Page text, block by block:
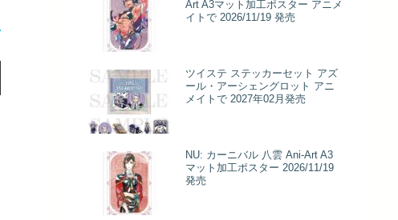
Art A3マット加工ポスター アニメ
イトで 2026/11/19 発売
ツイステ ステッカーセット アズ
ール・アーシェングロット アニ
メイトで 2027年02月発売
NU: カーニバル 八雲 Ani-Art A3
マット加工ポスター 2026/11/19
発売